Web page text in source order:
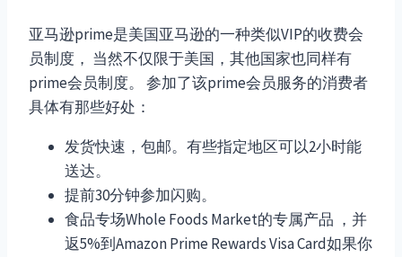
亚马逊prime是美国亚马逊的一种类似VIP的收费会
员制度， 当然不仅限于美国，其他国家也同样有
prime会员制度。 参加了该prime会员服务的消费者
具体有那些好处：
发货快速，包邮。有些指定地区可以2小时能
送达。
提前30分钟参加闪购。
食品专场Whole Foods Market的专属产品 ，并
返5%到Amazon Prime Rewards Visa Card如果你